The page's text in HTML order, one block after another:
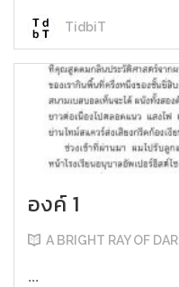
TidbiT
องค์ 1
A BRIGHT RAY OF
...